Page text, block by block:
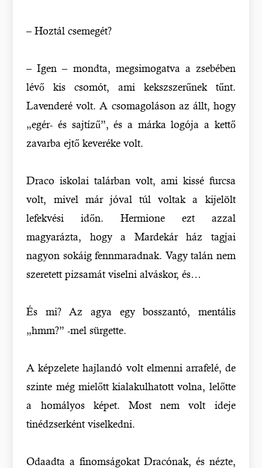
– Hoztál csemegét?
– Igen – mondta, megsimogatva a zsebében
lévő kis csomót, ami kekszszerűnek tűnt.
Lavenderé volt. A csomagoláson az állt, hogy
„egér- és sajtízű”, és a márka logója a kettő
zavarba ejtő keveréke volt.
Draco iskolai talárban volt, ami kissé furcsa
volt, mivel már jóval túl voltak a kijelölt
lefekvési időn. Hermione ezt azzal
magyarázta, hogy a Mardekár ház tagjai
nagyon sokáig fennmaradnak. Vagy talán nem
szeretett pizsamát viselni alváskor, és…
És mi? Az agya egy bosszantó, mentális
„hmm?” -mel sürgette.
A képzelete hajlandó volt elmenni arrafelé, de
szinte még mielőtt kialakulhatott volna, lelőtte
a homályos képet. Most nem volt ideje
tinédzserként viselkedni.
Odaadta a finomságokat Dracónak, és nézte,